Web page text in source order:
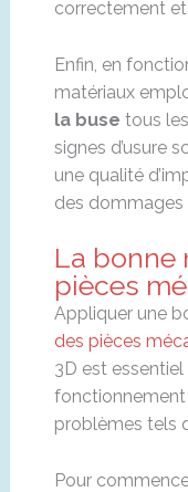
correctement
Enfin, en
matériaux
la buse tous
signes d’usure
une qualité
des dommages
La bonne
pièces
Appliquer une
des pièces
3D est
problèmes tels
Pour